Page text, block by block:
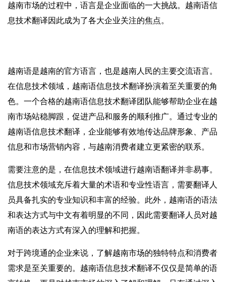
越南市场的过程中，语言是企业面临的一大挑战。越南语信
息技术翻译因此成为了各大企业关注的焦点。
越南语是越南的官方语言，也是越南人民的主要交流语言。
在信息技术领域，越南语信息技术翻译扮演着至关重要的角
色。一个合格的越南语信息技术翻译团队能够帮助企业在越
南市场站稳脚跟，促进产品和服务的顺利推广。通过专业的
越南语信息技术翻译，企业能够有效地传达品牌形象、产品
信息和市场营销内容，与越南消费者建立更紧密的联系。
需要注意的是，在信息技术领域进行越南语翻译并非易事。
信息技术领域充斥着大量的术语和专业性语言，需要翻译人
员具备扎实的专业知识和丰富的经验。此外，越南语的语法
和表达方式与中文有着明显的不同，因此需要翻译人员对越
南语的表达方式有深入的理解和把握。
对于跨境通的企业来说，了解越南市场的独特特点和消费者
需求是至关重要的。越南语信息技术翻译不仅仅是简单的语